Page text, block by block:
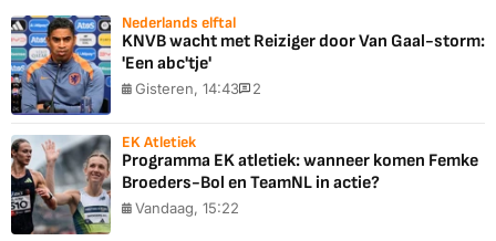
Nederlands elftal
KNVB wacht met Reiziger door Van Gaal-storm:
'Een abc'tje'
Gisteren, 14:43 2
EK Atletiek
Programma EK atletiek: wanneer komen Femke
Broeders-Bol en TeamNL in actie?
Vandaag, 15:22